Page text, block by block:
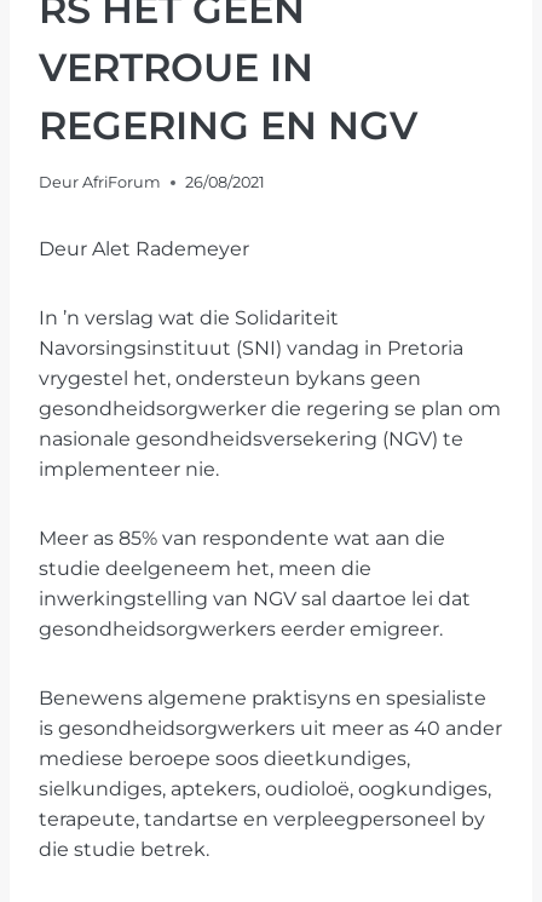
RS HET GEEN
VERTROUE IN
REGERING EN NGV
Deur AfriForum 26/08/2021
Deur Alet Rademeyer
In ’n verslag wat die Solidariteit
Navorsingsinstituut (SNI) vandag in Pretoria
vrygestel het, ondersteun bykans geen
gesondheidsorgwerker die regering se plan om
nasionale gesondheidsversekering (NGV) te
implementeer nie.
Meer as 85% van respondente wat aan die
studie deelgeneem het, meen die
inwerkingstelling van NGV sal daartoe lei dat
gesondheidsorgwerkers eerder emigreer.
Benewens algemene praktisyns en spesialiste
is gesondheidsorgwerkers uit meer as 40 ander
mediese beroepe soos dieetkundiges,
sielkundiges, aptekers, oudioloë, oogkundiges,
terapeute, tandartse en verpleegpersoneel by
die studie betrek.